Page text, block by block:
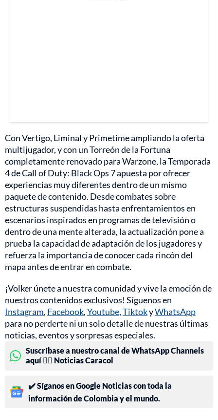
Con Vertigo, Liminal y Primetime ampliando la oferta
multijugador, y con un Torreón de la Fortuna
completamente renovado para Warzone, la Temporada
4 de Call of Duty: Black Ops 7 apuesta por ofrecer
experiencias muy diferentes dentro de un mismo
paquete de contenido. Desde combates sobre
estructuras suspendidas hasta enfrentamientos en
escenarios inspirados en programas de televisión o
dentro de una mente alterada, la actualización pone a
prueba la capacidad de adaptación de los jugadores y
refuerza la importancia de conocer cada rincón del
mapa antes de entrar en combate.
¡Volker únete a nuestra comunidad y vive la emoción de
nuestros contenidos exclusivos! Síguenos en
Instagram, Facebook,Youtube,TiktokyWhatsApp
para no perderte ni un solo detalle de nuestras últimas
noticias, eventos y sorpresas especiales.
Suscríbase a nuestro canal de WhatsApp Channels
aquí 👉🏻 Noticias Caracol
✔️ Síganos en Google Noticias con toda la
información de Colombia y el mundo.